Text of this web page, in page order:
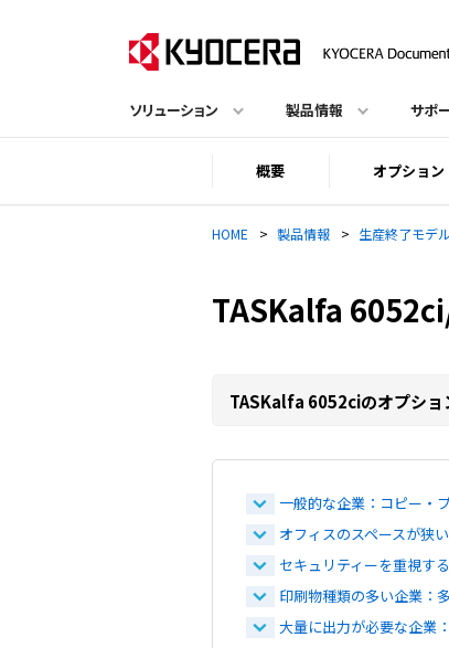
ソリューション 製品情報 サポ
概要 オプション
HOME > 製品情報 > 生産終了モデル
TASKalfa
TASKalfa 6052ciのオプショ
一般的な企業：コピー・
オフィスのスペースが狭
セキュリティーを重視す
印刷物種類の多い企業：
大量に出力が必要な企業